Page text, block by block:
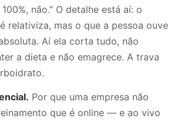
não.” O detalhe está aí: o
relativiza, mas o que a pessoa ouve
Aí ela corta tudo, não
a dieta e não emagrece. A trava
Por que uma empresa não
que é online — e ao vivo